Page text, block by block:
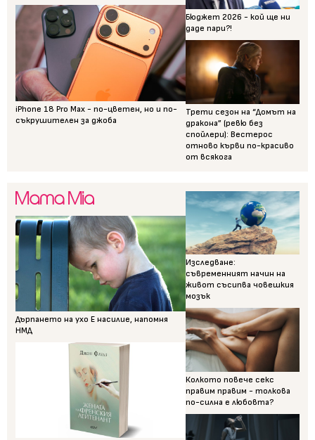
iPhone 18 Pro Max - по-цветен, но и по-
съкрушителен за джоба
Бюджет 2026 - кой ще ни
даде пари?!
Трети сезон на “Домът на
дракона” (ревю без
спойлери): Вестерос
отново кърви по-красиво
от всякога
Дърпането на ухо Е насилие, напомня
НМД
Изследване:
съвременният начин на
живот съсипва човешкия
мозък
Колкото повече секс
правим правим - толкова
по-силна е любовта?